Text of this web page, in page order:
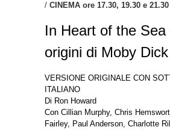
/ CINEMA ore 17.30, 19.30 e 21.30
In Heart of the Sea
origini di Moby Dick
VERSIONE ORIGINALE CON
ITALIANO
Di Ron Howard
Con Cillian Murphy, Chris
Fairley, Paul Anderson, Charlotte